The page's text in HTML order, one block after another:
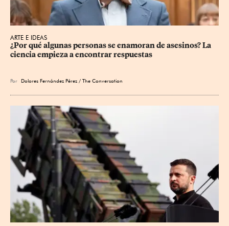
ARTE E IDEAS
¿Por qué algunas personas se enamoran de asesinos? La
ciencia empieza a encontrar respuestas
Por Dolores Fernández Pérez / The Conversation